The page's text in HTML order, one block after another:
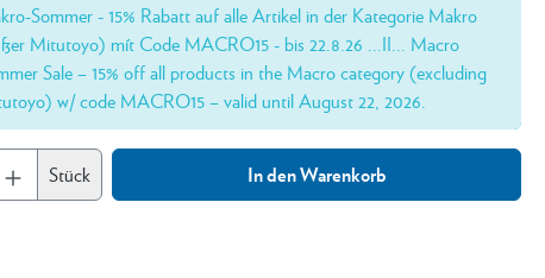
Sommer - 15% Rabatt auf alle Artikel in der Kategorie Makro
Mitutoyo) mít Code MACRO15 - bis 22.8.26 ...II... Macro
Sale – 15% off all products in the Macro category (excluding
w/ code MACRO15 – valid until August 22, 2026.
Stück In den Warenkorb